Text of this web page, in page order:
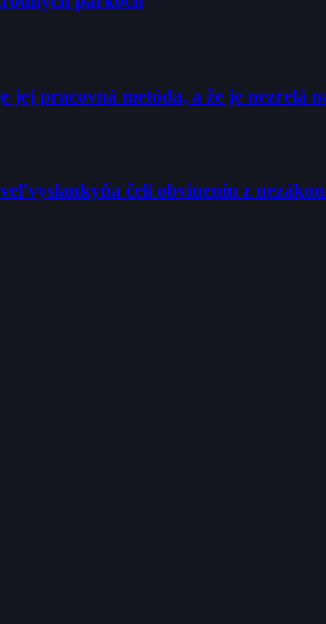
pracovná metóda, a že je nezrelá
čelí obvineniu z